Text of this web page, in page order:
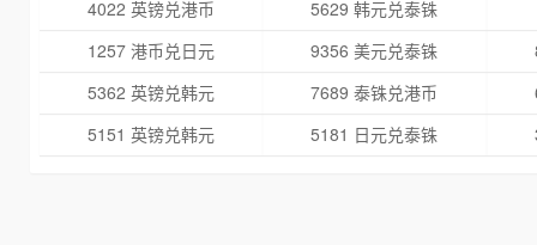
4022 英镑兑港币
5629 韩元兑泰铢
1257 港币兑日元
9356 美元兑泰铢
5362 英镑兑韩元
7689 泰铢兑港币
5151 英镑兑韩元
5181 日元兑泰铢